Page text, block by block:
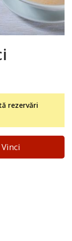
rezervări